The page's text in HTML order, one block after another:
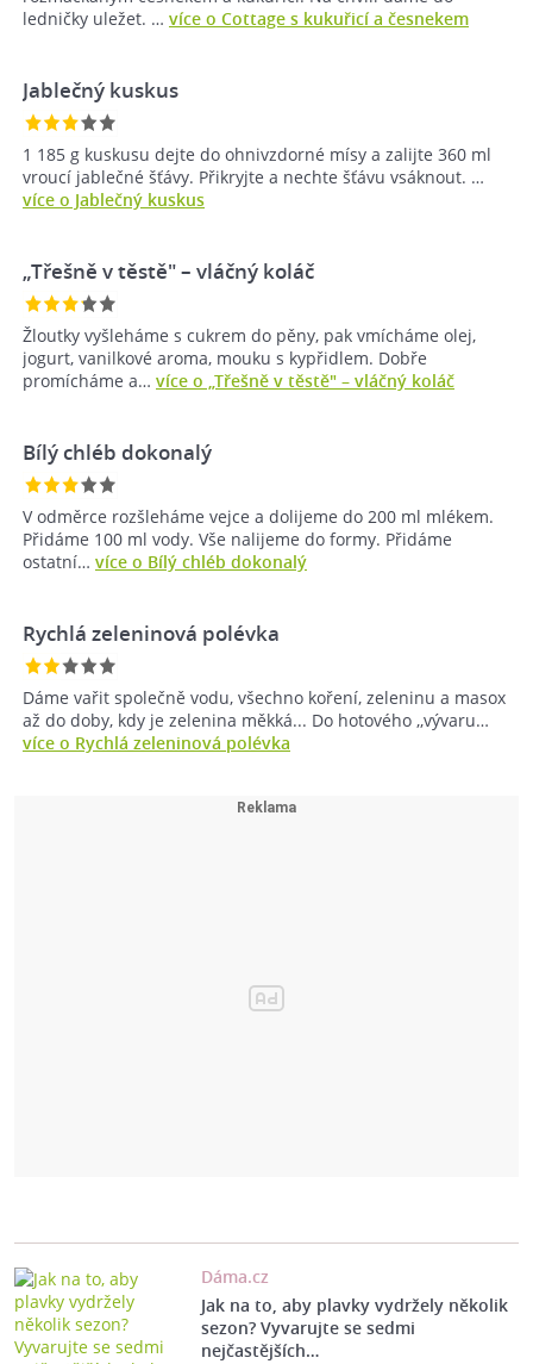
ledničky uležet. … více o Cottage s kukuřicí a česnekem
Jablečný kuskus
1 185 g kuskusu dejte do ohnivzdorné mísy a zalijte 360 ml
vroucí jablečné šťávy. Přikryjte a nechte šťávu vsáknout. …
více o Jablečný kuskus
„Třešně v těstě" – vláčný koláč
Žloutky vyšleháme s cukrem do pěny, pak vmícháme olej,
jogurt, vanilkové aroma, mouku s kypřidlem. Dobře
promícháme a… více o „Třešně v těstě" – vláčný koláč
Bílý chléb dokonalý
V odměrce rozšleháme vejce a dolijeme do 200 ml mlékem.
Přidáme 100 ml vody. Vše nalijeme do formy. Přidáme
ostatní… více o Bílý chléb dokonalý
Rychlá zeleninová polévka
Dáme vařit společně vodu, všechno koření, zeleninu a masox
až do doby, kdy je zelenina měkká... Do hotového ,,vývaru…
více o Rychlá zeleninová polévka
Dáma.cz
Jak na to, aby plavky vydržely několik
sezon? Vyvarujte se sedmi
nejčastějších…